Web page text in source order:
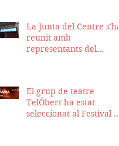
La Junta del Centre s'ha
reunit amb
representants del
nostra seu
El grup de teatre
TelÓbert ha estat
seleccionat al Festival de